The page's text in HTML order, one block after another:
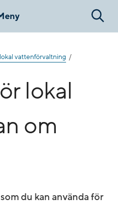
Sök
vattenförvaltning
lokal
om
du kan använda för